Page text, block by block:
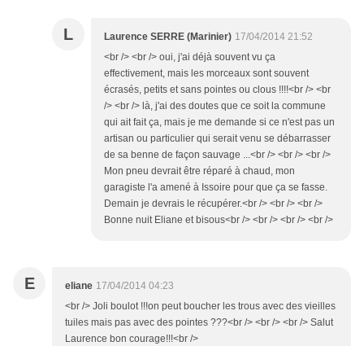
L Laurence SERRE (Marinier) 17/04/2014 21:52
<br /> <br /> oui, j'ai déjà souvent vu ça
effectivement, mais les morceaux sont souvent
écrasés, petits et sans pointes ou clous !!!!<br /> <br
/> <br /> là, j'ai des doutes que ce soit la commune
qui ait fait ça, mais je me demande si ce n'est pas un
artisan ou particulier qui serait venu se débarrasser
de sa benne de façon sauvage ...<br /> <br /> <br />
Mon pneu devrait être réparé à chaud, mon
garagiste l'a amené à Issoire pour que ça se fasse.
Demain je devrais le récupérer.<br /> <br /> <br />
Bonne nuit Eliane et bisous<br /> <br /> <br /> <br />
E eliane 17/04/2014 04:23
<br /> Joli boulot !!!on peut boucher les trous avec des vieilles
tuiles mais pas avec des pointes ???<br /> <br /> <br /> Salut
Laurence bon courage!!!<br />